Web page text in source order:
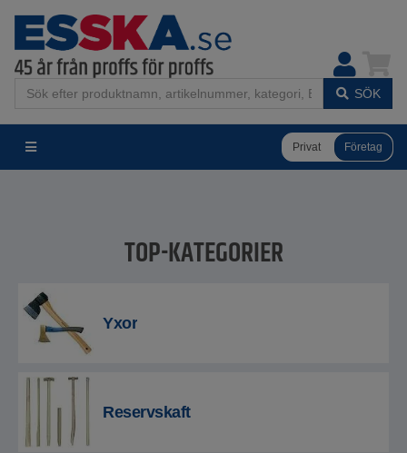
SÖK
Privat Företag
TOP-KATEGORIER
Yxor
Reservskaft